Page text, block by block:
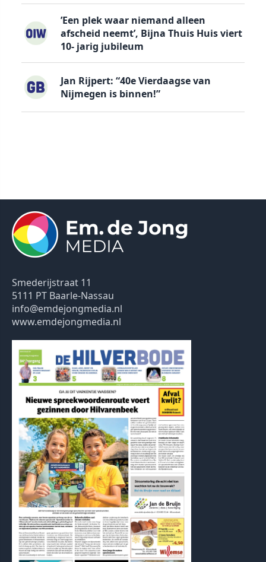
’Een plek waar niemand alleen
afscheid neemt’, Bijna Thuis Huis viert
10- jarig jubileum
Jan Rijpert: “40e Vierdaagse van
Nijmegen is binnen!”
Smederijstraat 11
5111 PT Baarle-Nassau
info@emdejongmedia.nl
www.emdejongmedia.nl